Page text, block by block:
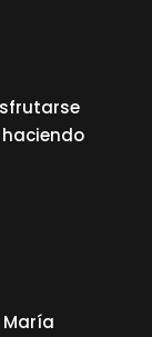
haciendo
María